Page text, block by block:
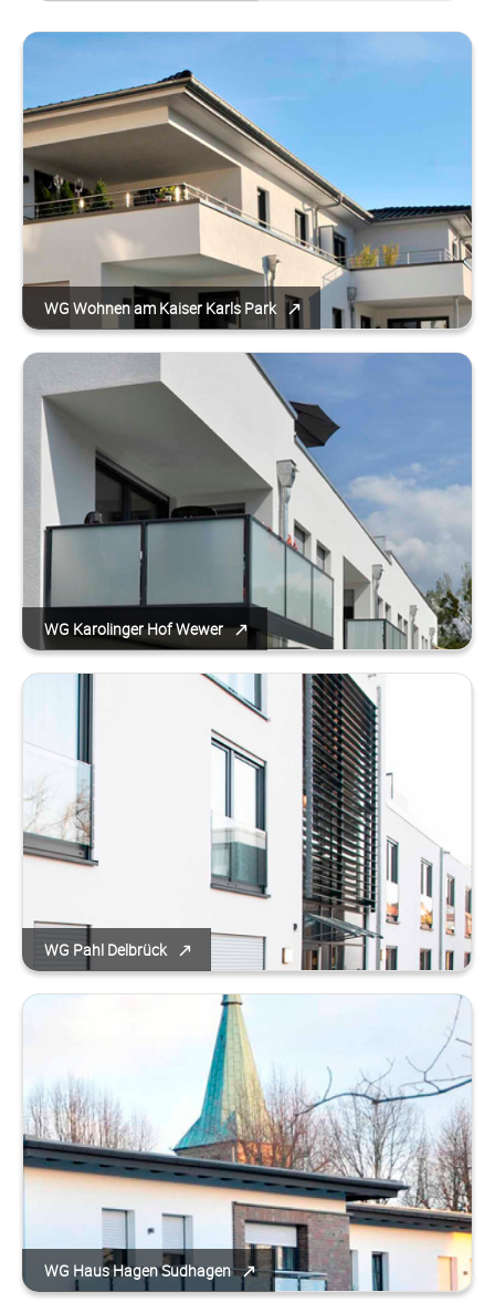
WG Wohnen am Kaiser Karls Park
WG Karolinger Hof Wewer
WG Pahl Delbrück
WG Haus Hagen Sudhagen